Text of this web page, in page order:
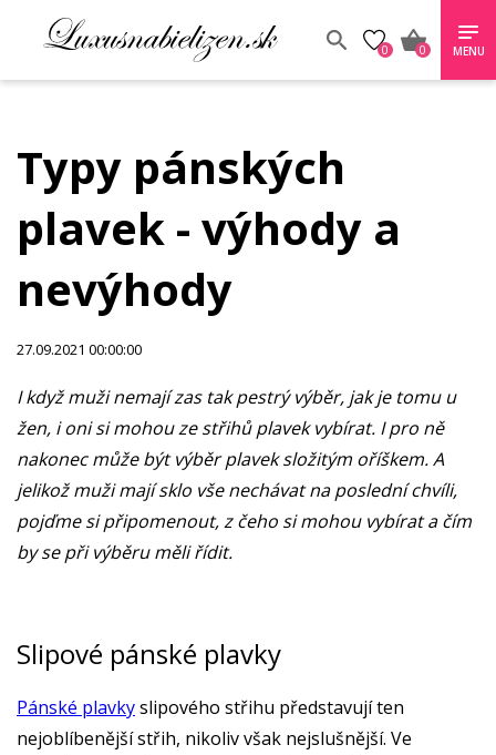
0 0 MENU
Typy pánských
plavek - výhody a
nevýhody
27.09.2021 00:00:00
I když muži nemají zas tak pestrý výběr, jak je tomu u
žen, i oni si mohou ze střihů plavek vybírat. I pro ně
nakonec může být výběr plavek složitým oříškem. A
jelikož muži mají sklo vše nechávat na poslední chvíli,
pojďme si připomenout, z čeho si mohou vybírat a čím
by se při výběru měli řídit.
Slipové pánské plavky
Pánské plavkyslipového střihu představují ten
nejoblíbenější střih, nikoliv však nejslušnější. Ve